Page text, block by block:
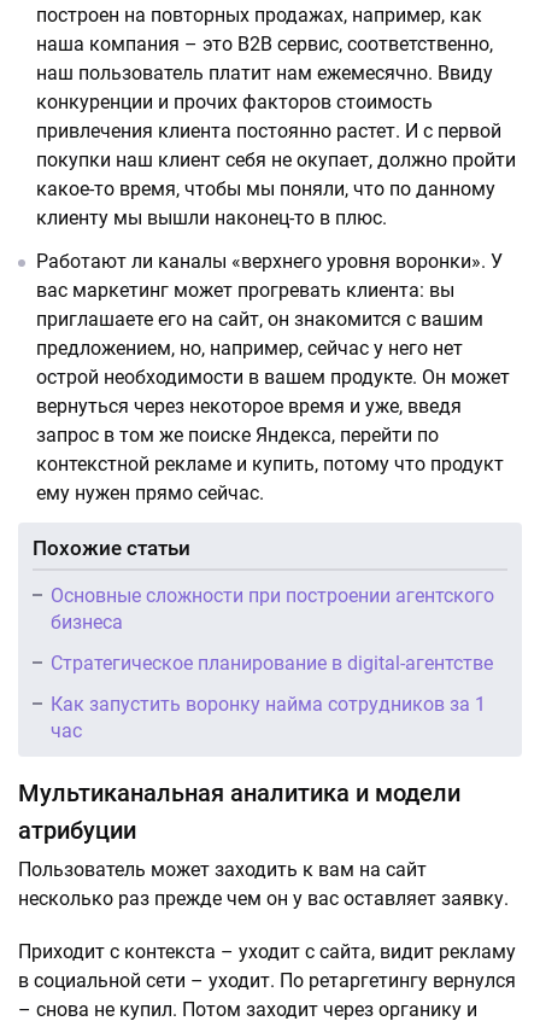
построен на повторных продажах, например, как
наша компания – это B2B сервис, соответственно,
наш пользователь платит нам ежемесячно. Ввиду
конкуренции и прочих факторов стоимость
привлечения клиента постоянно растет. И с первой
покупки наш клиент себя не окупает, должно пройти
какое-то время, чтобы мы поняли, что по данному
клиенту мы вышли наконец-то в плюс.
Работают ли каналы «верхнего уровня воронки». У
вас маркетинг может прогревать клиента: вы
приглашаете его на сайт, он знакомится с вашим
предложением, но, например, сейчас у него нет
острой необходимости в вашем продукте. Он может
вернуться через некоторое время и уже, введя
запрос в том же поиске Яндекса, перейти по
контекстной рекламе и купить, потому что продукт
ему нужен прямо сейчас.
Похожие статьи
Основные сложности при построении агентского
бизнеса
Стратегическое планирование в digital-агентстве
Как запустить воронку найма сотрудников за 1
час
Мультиканальная аналитика и модели
атрибуции
Пользователь может заходить к вам на сайт
несколько раз прежде чем он у вас оставляет заявку.
Приходит с контекста – уходит с сайта, видит рекламу
в социальной сети – уходит. По ретаргетингу вернулся
– снова не купил. Потом заходит через органику и